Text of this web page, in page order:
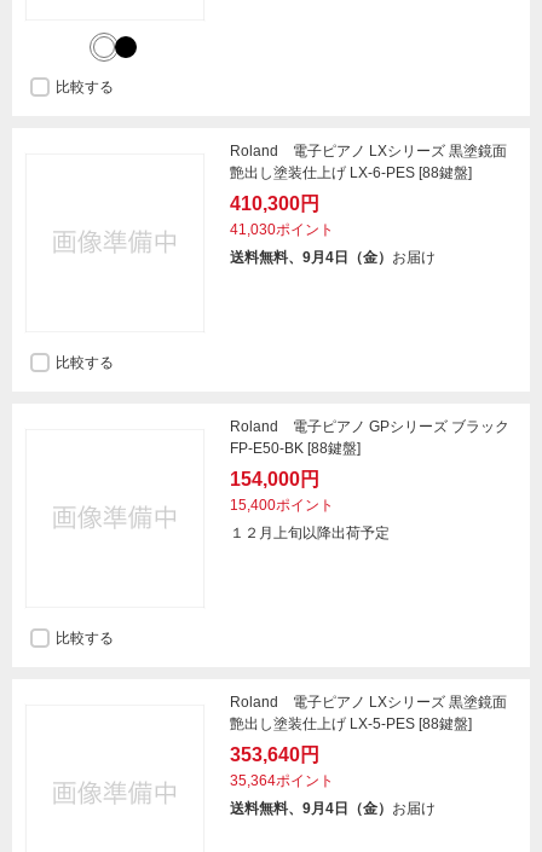
比較する
Roland 電子ピアノ LXシリーズ 黒塗鏡面
艶出し塗装仕上げ LX-6-PES [88鍵盤]
410,300円
41,030ポイント
送料無料、9月4日（金） お届け
比較する
Roland 電子ピアノ GPシリーズ ブラック
FP-E50-BK [88鍵盤]
154,000円
15,400ポイント
１２月上旬以降出荷予定
比較する
Roland 電子ピアノ LXシリーズ 黒塗鏡面
艶出し塗装仕上げ LX-5-PES [88鍵盤]
353,640円
35,364ポイント
送料無料、9月4日（金） お届け